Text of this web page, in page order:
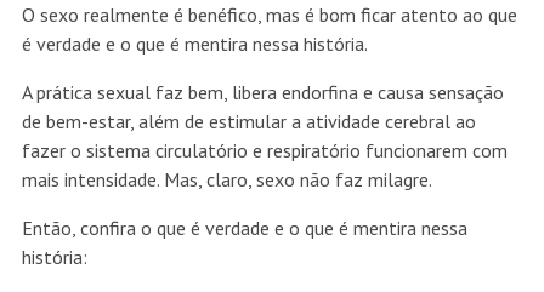
O sexo realmente é benéfico, mas é bom ficar atento ao que
é verdade e o que é mentira nessa história.
A prática sexual faz bem, libera endorfina e causa sensação
de bem-estar, além de estimular a atividade cerebral ao
fazer o sistema circulatório e respiratório funcionarem com
mais intensidade. Mas, claro, sexo não faz milagre.
Então, confira o que é verdade e o que é mentira nessa
história: